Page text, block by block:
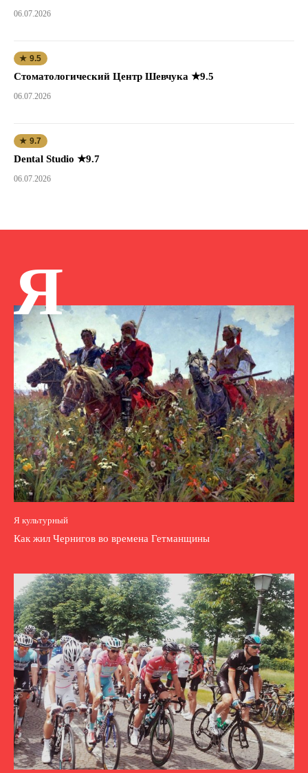
06.07.2026
★ 9.5
Стоматологический Центр Шевчука ★9.5
06.07.2026
★ 9.7
Dental Studio ★9.7
06.07.2026
Я
Я культурный
Как жил Чернигов во времена Гетманщины